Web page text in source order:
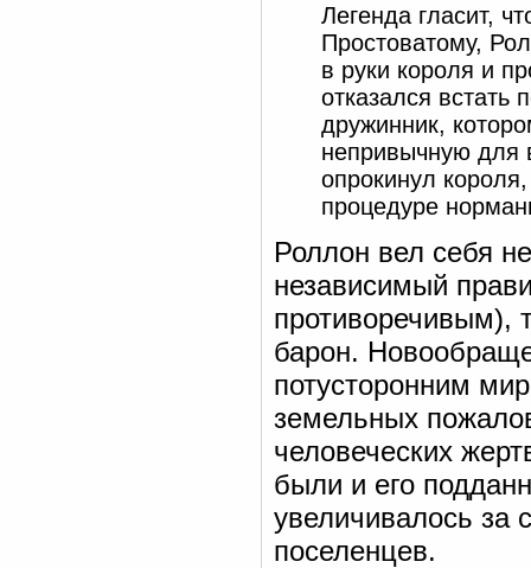
Легенда гласит,
Простоватому,
в руки короля и
отказался встать
дружинник,
непривычную для
опрокинул
процедуре
Роллон вел себя
независимый
противоречивым),
барон.
потусторонним
земельных
человеческих
были и его
увеличивалось за
поселенцев.